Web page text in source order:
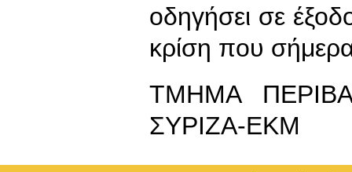
οδηγήσει σε
κρίση που
ΤΜΗΜΑ
ΣΥΡΙΖΑ-ΕΚΜ